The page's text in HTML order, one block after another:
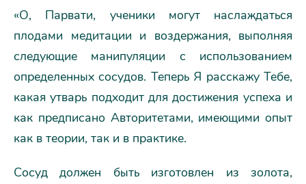
«О, Парвати, ученики могут наслаждаться
плодами медитации и воздержания, выполняя
следующие манипуляции с использованием
определенных сосудов. Теперь Я расскажу Тебе,
какая утварь подходит для достижения успеха и
как предписано Авторитетами, имеющими опыт
как в теории, так и в практике.
Сосуд должен быть изготовлен из золота,